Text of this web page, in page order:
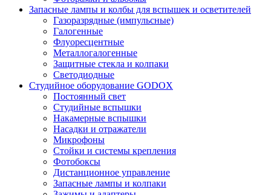
Запасные лампы и колбы для вспышек и осветителей
Газоразрядные (импульсные)
Галогенные
Флуоресцентные
Металлогалогенные
Защитные стекла и колпаки
Светодиодные
Студийное оборудование GODOX
Постоянный свет
Студийные вспышки
Накамерные вспышки
Насадки и отражатели
Микрофоны
Стойки и системы крепления
Фотобоксы
Дистанционное управление
Запасные лампы и колпаки